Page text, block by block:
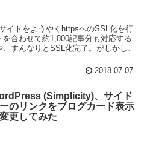
イトをようやくhttpsへのSSL化を行
合わせて約1,000記事分も対応する
すんなりとSSL化完了。がしかし、
2018.07.07
(Simplicity)、サイド
のリンクをブログカード表示
更してみた